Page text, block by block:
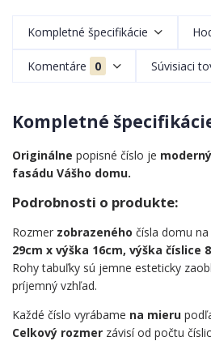
Kompletné špecifikácie
Komentáre 0 Súvisiaci
Kompletné
Originálne popisné číslo je moderný
fasádu Vášho domu.
Podrobnosti o produkte:
Rozmer zobrazeného čísla domu
29cm x výška 16cm, výška číslice
Rohy tabuľky sú jemne esteticky
príjemný vzhľad.
Každé číslo vyrábame na mieru
Celkový rozmer závisí od počtu